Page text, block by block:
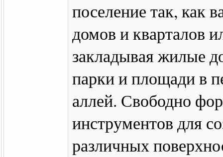
поселение так, как
домов и кварталов
закладывая жилые
парки и площади в
аллей. Свободно
инструментов для
различных